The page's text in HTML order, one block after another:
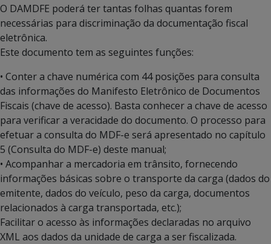
O DAMDFE poderá ter tantas folhas quantas forem
necessárias para discriminação da documentação fiscal
eletrônica.
Este documento tem as seguintes funções:
• Conter a chave numérica com 44 posições para consulta
das informações do Manifesto Eletrônico de Documentos
Fiscais (chave de acesso). Basta conhecer a chave de acesso
para verificar a veracidade do documento. O processo para
efetuar a consulta do MDF-e será apresentado no capítulo
5 (Consulta do MDF-e) deste manual;
• Acompanhar a mercadoria em trânsito, fornecendo
informações básicas sobre o transporte da carga (dados do
emitente, dados do veículo, peso da carga, documentos
relacionados à carga transportada, etc.);
Facilitar o acesso às informações declaradas no arquivo
XML aos dados da unidade de carga a ser fiscalizada.